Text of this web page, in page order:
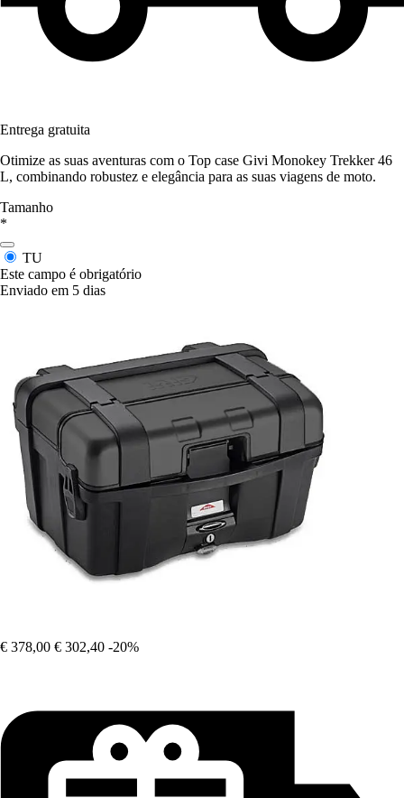
Entrega gratuita
Otimize as suas aventuras com o Top case Givi Monokey Trekker 46
L, combinando robustez e elegância para as suas viagens de moto.
Tamanho
*
TU
Este campo é obrigatório
Enviado em 5 dias
€ 378,00 € 302,40 -20%